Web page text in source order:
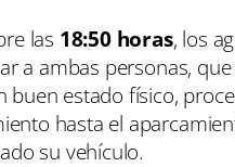
las 18:50 horas, los
a ambas personas,
buen estado físico,
hasta el
su vehículo.